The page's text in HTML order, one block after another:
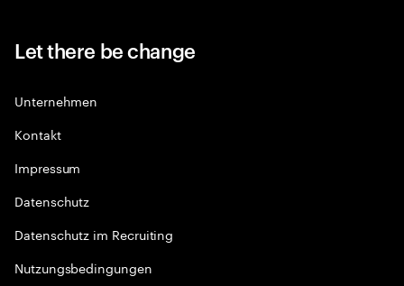
Let there be change
Unternehmen
Kontakt
Impressum
Datenschutz
Datenschutz im Recruiting
Nutzungsbedingungen